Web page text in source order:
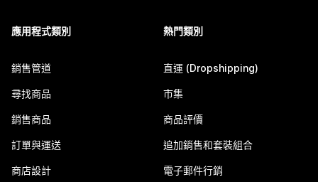
應用程式類別
銷售管道
尋找商品
銷售商品
訂單與運送
商店設計
熱門類別
直運 (Dropshipping)
市集
商品評價
追加銷售和套裝組合
電子郵件行銷